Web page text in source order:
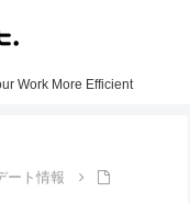
Work More Efficient
ート情報